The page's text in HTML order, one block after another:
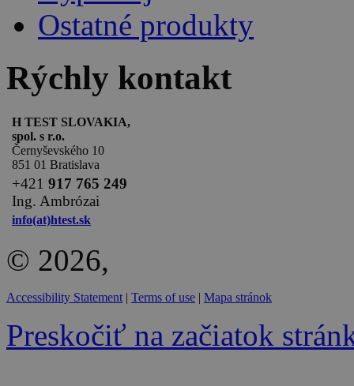
Ostatné produkty
Rýchly kontakt
H TEST SLOVAKIA,
spol. s r.o.
Černyševského 10
851 01 Bratislava
+421 917 765 249
Ing. Ambrózai
info(at)htest.sk
© 2026,
Accessibility Statement | Terms of use | Mapa stránok
Preskočiť na začiatok